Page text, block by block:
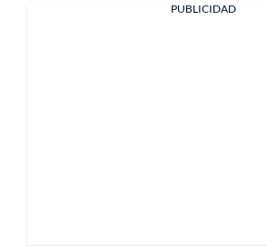
PUBLICIDAD